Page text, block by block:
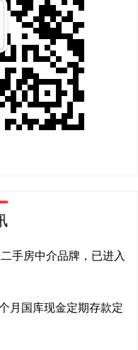
手房中介品牌，已进入
月国库现金定期存款定